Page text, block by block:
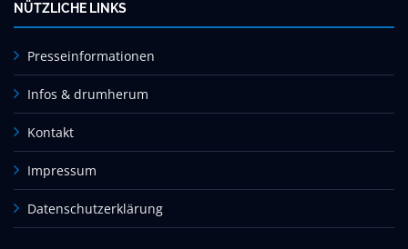
NÜTZLICHE LINKS
Presseinformationen
Infos & drumherum
Kontakt
Impressum
Datenschutzerklärung